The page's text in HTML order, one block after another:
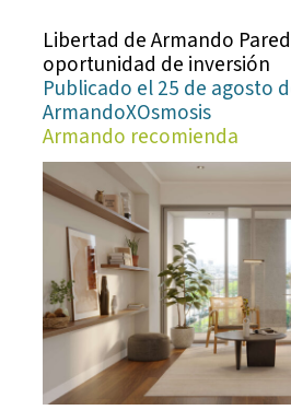
Libertad de Armando
oportunidad de inversión
Publicado el 25 de agosto
ArmandoXOsmosis
Armando recomienda